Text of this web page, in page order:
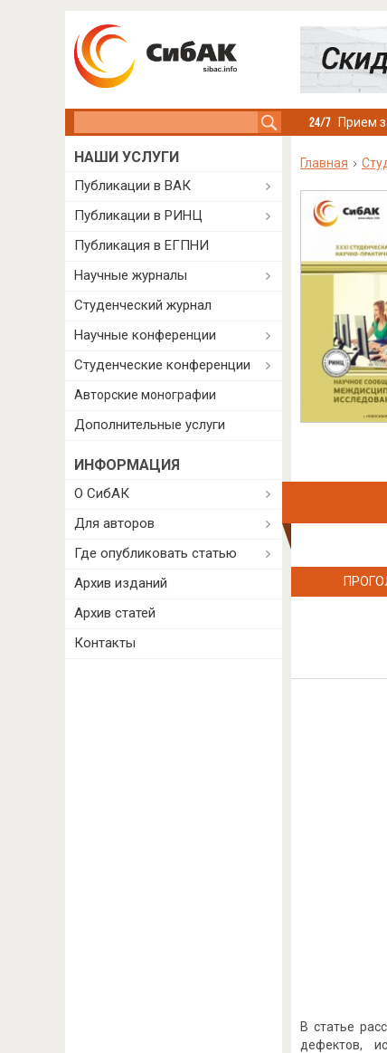
Прием
Главная
В статье
дефектов,
НАШИ УСЛУГИ
Публикации в ВАК
Публикации в РИНЦ
Публикация в ЕГПНИ
Научные журналы
Студенческий журнал
Научные конференции
Студенческие конференции
Авторские монографии
Дополнительные услуги
ИНФОРМАЦИЯ
О СибАК
Для авторов
Где опубликовать статью
Архив изданий
Архив статей
Контакты